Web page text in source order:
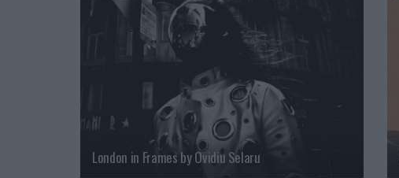
London in Frames by Ovidiu Selaru